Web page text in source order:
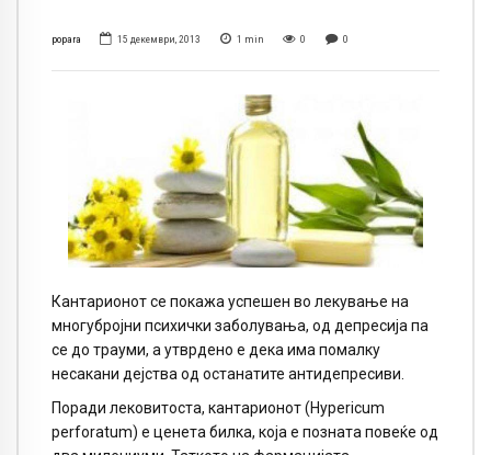
popara 15 декември, 2013 1 min 0 0
Кантарионот се покажа успешен во лекување на
многубројни психички заболувања, од депресија па
се до трауми, а утврдено е дека има помалку
несакани дејства од останатите антидепресиви.
Поради лековитоста, кантарионот (Hypericum
perforatum) е ценета билка, која е позната повеќе од